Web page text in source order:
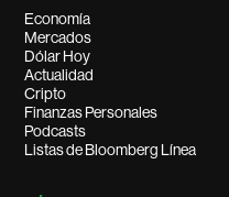
Economía
Mercados
Dólar Hoy
Actualidad
Cripto
Finanzas Personales
Podcasts
Listas de Bloomberg Línea